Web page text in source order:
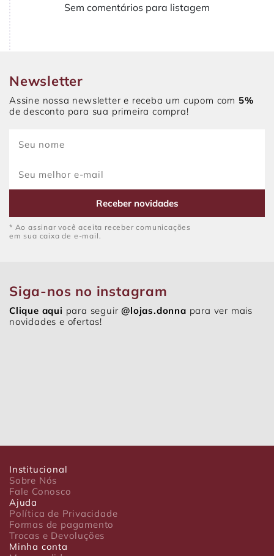
Sem comentários para listagem
Newsletter
Assine nossa newsletter e receba um cupom com 5%
de desconto para sua primeira compra!
Receber novidades
* Ao assinar você aceita receber comunicações
em sua caixa de e-mail.
Siga-nos no instagram
Clique aqui para seguir@lojas.donna para ver mais
novidades e ofertas!
Institucional
Sobre Nós
Fale Conosco
Ajuda
Política de Privacidade
Formas de pagamento
Trocas e Devoluções
Minha conta